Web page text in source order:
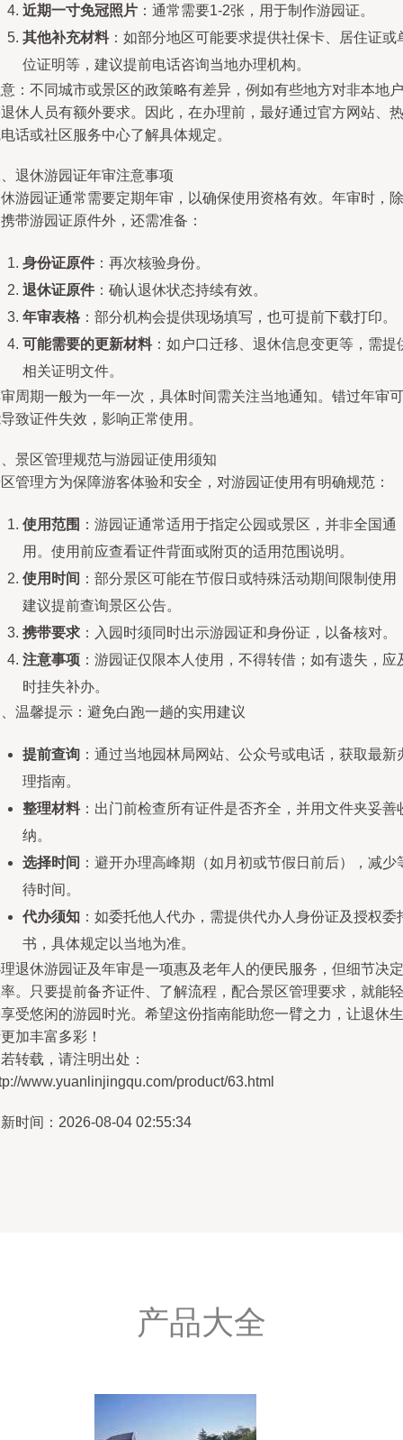
近期一寸免冠照片 ：通常需要1-2张，用于制作游园证。
其他补充材料：如部分地区可能要求提供社保卡、居住证或
位证明等，建议提前电话咨询当地办理机构。
：不同城市或景区的政策略有差异，例如有些地方对非本地户
休人员有额外要求。因此，在办理前，最好通过官方网站、热
话或社区服务中心了解具体规定。
退休游园证年审注意事项
游园证通常需要定期年审，以确保使用资格有效。年审时，除
带游园证原件外，还需准备：
身份证原件 ：再次核验身份。
退休证原件 ：确认退休状态持续有效。
年审表格 ：部分机构会提供现场填写，也可提前下载打印。
可能需要的更新材料：如户口迁移、退休信息变更等，需提
相关证明文件。
周期一般为一年一次，具体时间需关注当地通知。错过年审可
致证件失效，影响正常使用。
景区管理规范与游园证使用须知
管理方为保障游客体验和安全，对游园证使用有明确规范：
使用范围 ：游园证通常适用于指定公园或景区，并非全国通
用。使用前应查看证件背面或附页的适用范围说明。
使用时间 ：部分景区可能在节假日或特殊活动期间限制使用
建议提前查询景区公告。
携带要求 ：入园时须同时出示游园证和身份证，以备核对。
注意事项 ：游园证仅限本人使用，不得转借；如有遗失，应
时挂失补办。
温馨提示：避免白跑一趟的实用建议
提前查询 ：通过当地园林局网站、公众号或电话，获取最新
理指南。
整理材料：出门前检查所有证件是否齐全，并用文件夹妥善
纳。
选择时间 ：避开办理高峰期（如月初或节假日前后），减少
待时间。
代办须知 ：如委托他人代办，需提供代办人身份证及授权委
书，具体规定以当地为准。
退休游园证及年审是一项惠及老年人的便民服务，但细节决定
。只要提前备齐证件、了解流程，配合景区管理要求，就能轻
受悠闲的游园时光。希望这份指南能助您一臂之力，让退休生
加丰富多彩！
转载，请注明出处：
www.yuanlinjingqu.com/product/63.html
时间：2026-08-04 02:55:34
产品大全